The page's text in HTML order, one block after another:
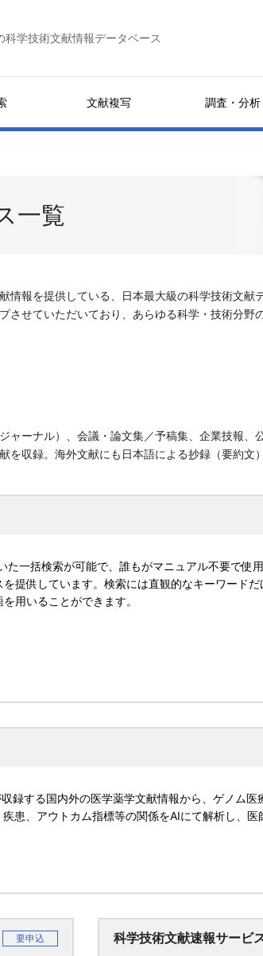
科学技術文献情報データベース
文献複写 調査・分析
一覧
情報を提供している、日本最大級の科学技術文
させていただいており、あらゆる科学・技術分野
ャーナル）、会議・論文集／予稿集、企業技報
を収録。海外文献にも日本語による抄録（要約文
た一括検索が可能で、誰もがマニュアル不要で使
提供しています。検索には直観的なキーワード
用いることができます。
録する国内外の医学薬学文献情報から、ゲノム医
疾患、アウトカム指標等の関係をAIにて解析し、
要申込 科学技術文献速報サービ